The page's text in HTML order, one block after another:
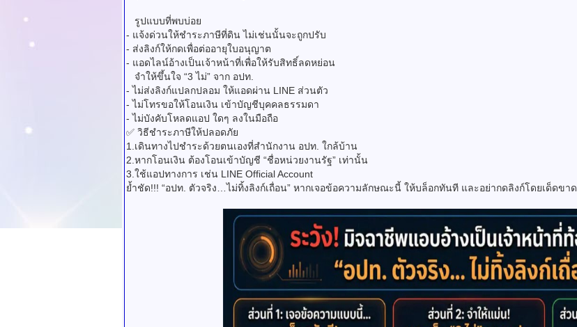
รูปแบบที่พบบ่อย
- แจ้งด่วนให้ชำระภาษีที่ดิน ไม่เช่นนั้นจะถูกปรับ
- ส่งลิงก์ให้กดเพื่อต่ออายุใบอนุญาต
- แอดไลน์อ้างเป็นเจ้าหน้าที่เพื่อให้รับสิทธิ์ลดหย่อน
จำให้ขึ้นใจ “3 ไม่” จาก อปท.
- ไม่ส่งลิงก์แปลกปลอม ให้แอดผ่าน LINE ส่วนตัว
- ไม่โทรขอให้โอนเงิน เข้าบัญชีบุคคลธรรมดา
- ไม่บังคับโหลดแอป ใดๆ ลงในมือถือ
✅ วิธีชำระภาษีให้ปลอดภัย
1.เดินทางไปชำระด้วยตนเองที่สำนักงาน อปท. ใกล้บ้าน
2.หากโอนเงิน ต้องโอนเข้าบัญชี “ชื่อหน่วยงานรัฐ” เท่านั้น
3.ใช้แอปทางการ เช่น LINE Official Account
ย้ำชัด!!! “อปท. ตัวจริง…ไม่ทิ้งลิงก์เถื่อน” หากเจอข้อความลักษณะนี้ ให้บล็อกทันที และอย่ากดลิงก์โดยเด็ดขาด